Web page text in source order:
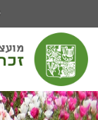
מעבר לתפריט ראשי
הגדל גודל פונט
הקטן גודל פונט
מצב ניגודיות גבוהה
מצב ניגודיות
הצג קישורים